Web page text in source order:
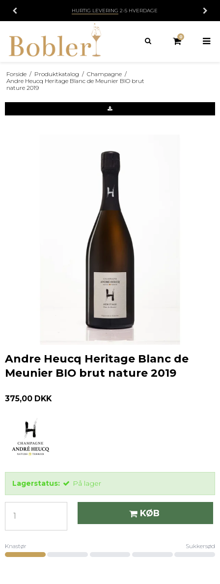
AFHENT I SLAGELSE – ALLE DAGE KL. 07.00–19.00
0
Forside / Produktkatalog / Champagne /
Andre Heucq Heritage Blanc de Meunier BIO brut
nature 2019
Andre Heucq Heritage Blanc de
Meunier BIO brut nature 2019
375,00 DKK
Lagerstatus: På lager
KØB
Knastør Sukkersød